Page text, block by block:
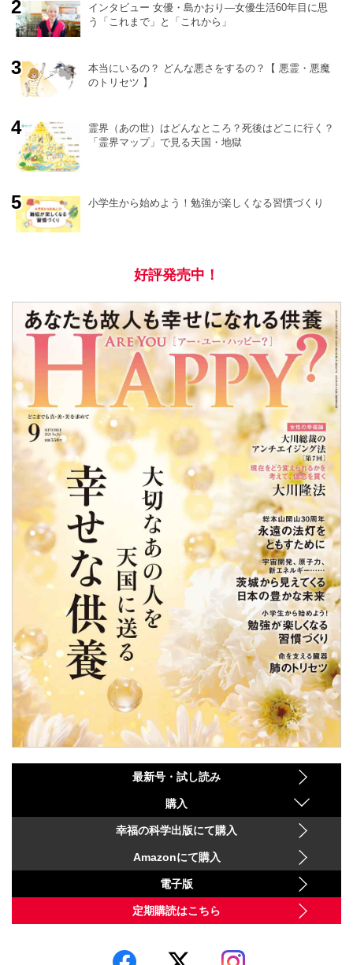
インタビュー 女優・島かおり―女優生活60年目に思
う「これまで」と「これから」
本当にいるの？ どんな悪さをするの？【 悪霊・悪魔
のトリセツ 】
霊界（あの世）はどんなところ？死後はどこに行く？
「霊界マップ」で見る天国・地獄
小学生から始めよう！勉強が楽しくなる習慣づくり
好評発売中！
最新号・試し読み
購入
幸福の科学出版にて購入
Amazonにて購入
電子版
定期購読はこちら